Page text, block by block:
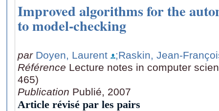
Improved algorithms for the
to model-checking
par Doyen, Laurent
;Raskin, Jean-
Référence Lecture notes in computer
465)
Publication Publié, 2007
Article révisé par les pairs